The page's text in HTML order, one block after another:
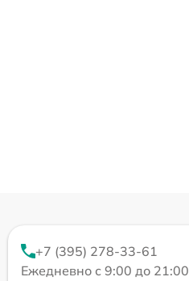
+7 (395) 278-33-61
Ежедневно с 9:00 до 21:00